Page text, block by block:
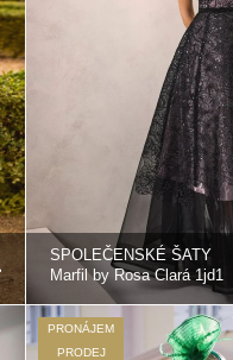
SPOLEČENSKÉ ŠATY
Marfil by Rosa Clará 1jd1
PRONÁJEM
PRODEJ